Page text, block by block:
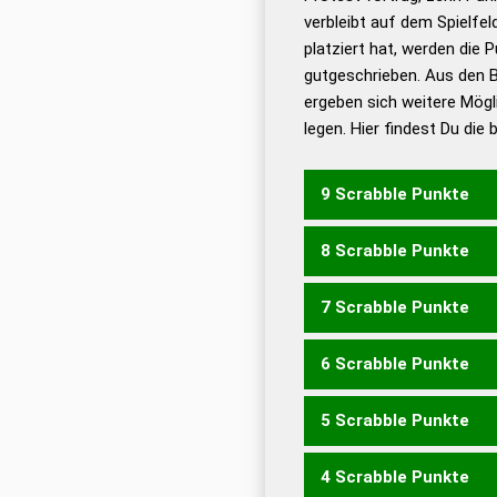
Universalwörterbuch
verbleibt auf dem
platziert hat, werden die
gutgeschrieben. Aus den
ergeben sich weitere
legen. Hier findest Du die
9 Scrabble Punkte
GLOSET GLOSTE
8 Scrabble Punkte
ELOGE GLOSE GLOST
LEGEST SEGELT
7 Scrabble Punkte
GLOS LOGE LOGS LOGT
GELST GELTE LEGES
LOTES LOTSE SEGEL
6 Scrabble Punkte
LOG EGEL EGOS GELE
LEGT LEOS LOSE LOTE
SOLE GEEST GESTE
5 Scrabble Punkte
EGO GEO LEG LEO LOT
4 Scrabble Punkte